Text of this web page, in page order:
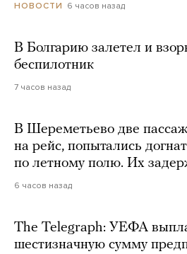
НОВОСТИ 6 часов назад
В Болгарию залетел и
беспилотник
7 часов назад
В Шереметьево две
на рейс, попытались
по летному полю. Их
6 часов назад
The Telegraph: УЕФА
шестизначную сумму